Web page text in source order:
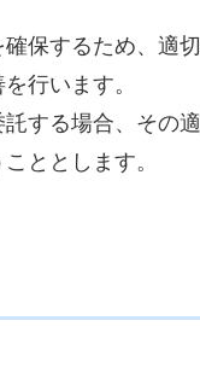
保するため、適
行います。
する場合、その
ととします。